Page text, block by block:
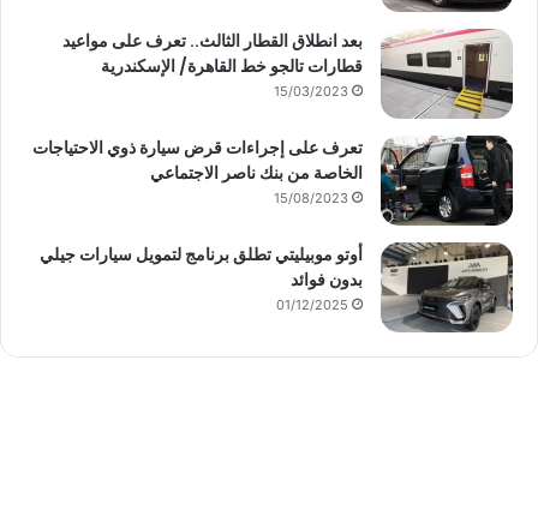
بعد انطلاق القطار الثالث.. تعرف على مواعيد
قطارات تالجو خط القاهرة/ الإسكندرية
15/03/2023
تعرف على إجراءات قرض سيارة ذوي الاحتياجات
الخاصة من بنك ناصر الاجتماعي
15/08/2023
أوتو موبيليتي تطلق برنامج لتمويل سيارات جيلي
بدون فوائد
01/12/2025